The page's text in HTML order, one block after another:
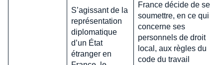
S’agissant de la
représentation
diplomatique
d’un État
étranger en
France décide de se
soumettre, en ce qui
concerne ses
personnels de droit
local, aux règles du
code du travail